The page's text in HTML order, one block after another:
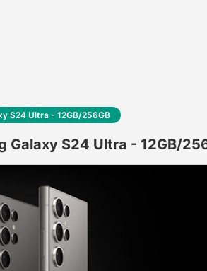
S24 Ultra - 12GB/256GB
Galaxy S24 Ultra - 12GB/